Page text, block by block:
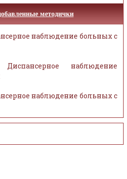
методички
наблюдение больных с
наблюдение
наблюдение больных с